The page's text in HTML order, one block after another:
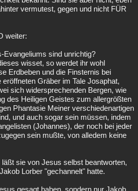
vermutest, gegen und nicht FÜR
weiter:
Evangeliums sind unrichtig?
wisset, so werdet ihr wohl
Erdbeben und die Finsternis bei
Gräber im Tale Josaphat,
sich widersprechenden Bergen, wie
des Heiligen Geistes zum allergrößten
Phantasie Meiner verschiedenartigen
und auch sogar sein müssen, indem
(Johannes), der noch bei jeder
sein mußte, von alledem keine
sie von Jesus selbst beantworten,
Lorber "gechannelt" hatte.
gesagt haben, sondern nur Jakob